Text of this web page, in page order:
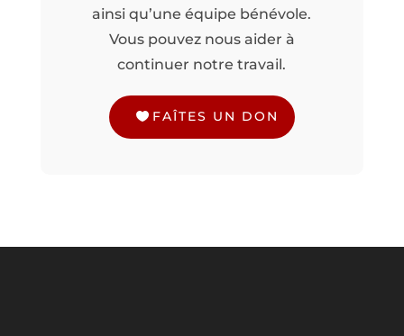
ainsi qu’une équipe bénévole.
Vous pouvez nous aider à
continuer notre travail.
FAÎTES UN DON